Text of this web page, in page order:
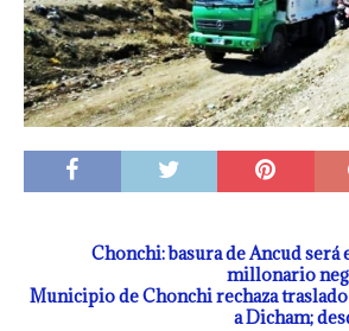
Chonchi: basura de Ancud será
millonario
Municipio de Chonchi rechaza traslado
a Dicham;